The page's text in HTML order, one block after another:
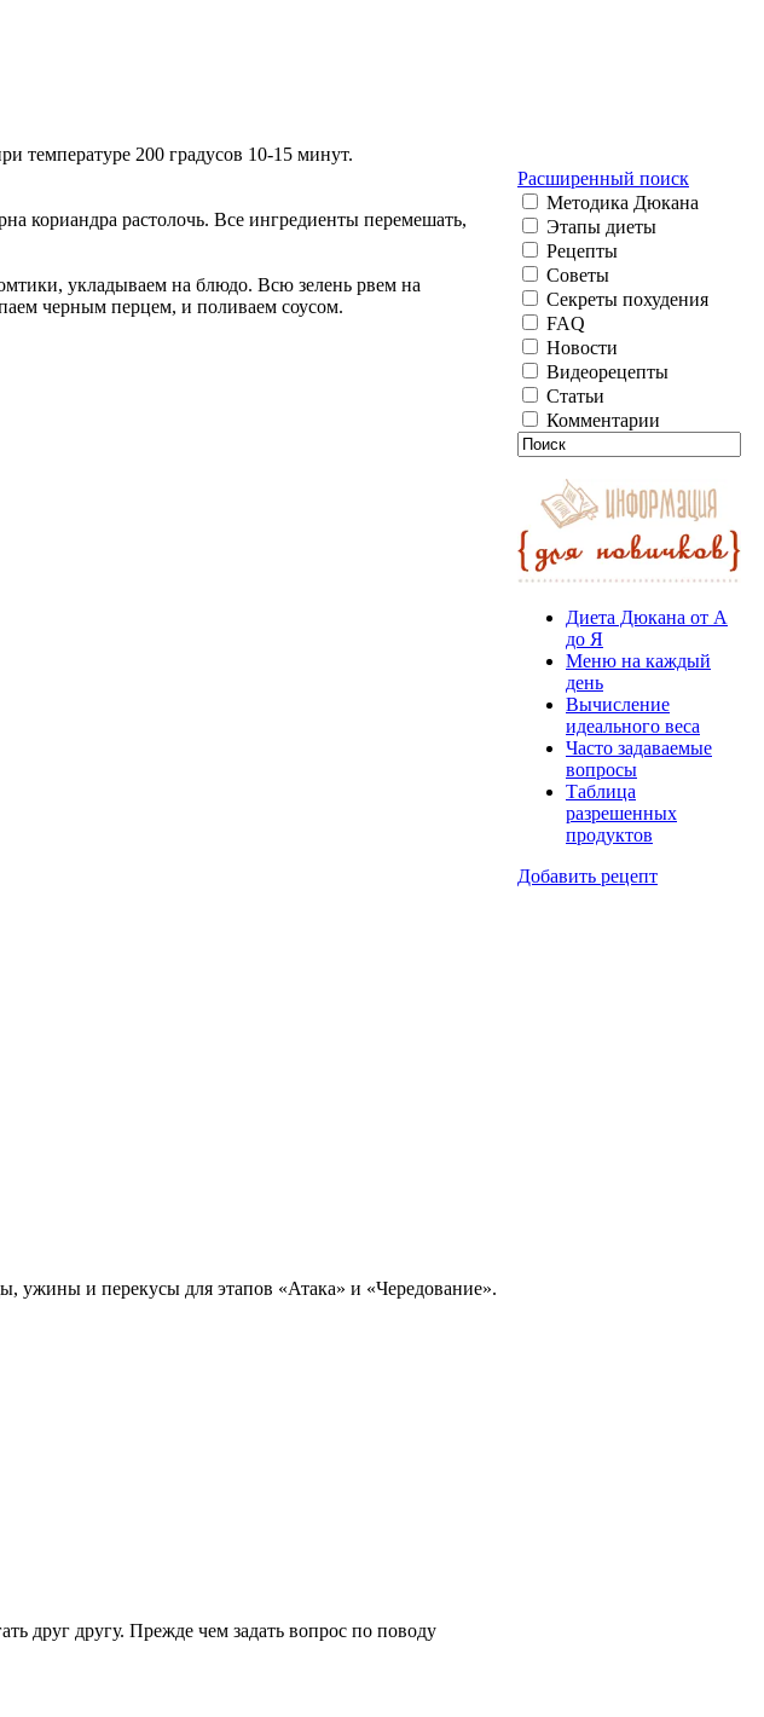
температуре 200 градусов 10-15 минут.
кориандра растолочь. Все ингредиенты перемешать,
укладываем на блюдо. Всю зелень рвем на
черным перцем, и поливаем соусом.
ужины и перекусы для этапов «Атака» и «Чередование».
друг другу. Прежде чем задать вопрос по поводу
Расширенный поиск
Методика Дюкана
Этапы диеты
Рецепты
Советы
Секреты похудения
FAQ
Новости
Видеорецепты
Статьи
Комментарии
Диета Дюкана от А
до Я
Меню на каждый
день
Вычисление
идеального веса
Часто задаваемые
вопросы
Таблица
разрешенных
продуктов
Добавить рецепт